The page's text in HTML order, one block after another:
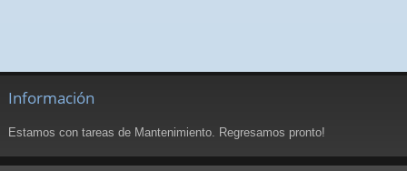
Información
Estamos con tareas de Mantenimiento. Regresamos pronto!